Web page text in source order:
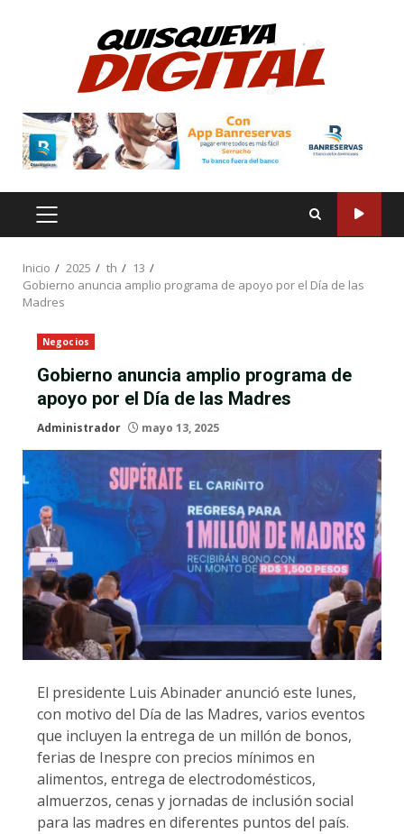
MENÚ
PRINCIPAL
Inicio 2025 th
13
Gobierno anuncia amplio programa de apoyo por el Día de las
Madres
Negocios
Gobierno anuncia amplio programa de
apoyo por el Día de las Madres
Administrador mayo 13, 2025
El presidente Luis Abinader anunció este lunes,
con motivo del Día de las Madres, varios eventos
que incluyen la entrega de un millón de bonos,
ferias de Inespre con precios mínimos en
alimentos, entrega de electrodomésticos,
almuerzos, cenas y jornadas de inclusión social
para las madres en diferentes puntos del país.